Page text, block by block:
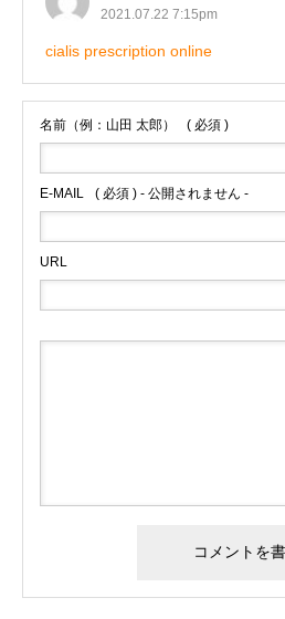
2021.07.22 7:15pm
cialis prescription online
名前（例：山田 太郎） ( 必須 )
E-MAIL ( 必須 ) - 公開されません -
URL